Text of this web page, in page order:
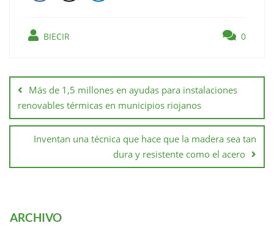
BIECIR 0
Más de 1,5 millones en ayudas para instalaciones
renovables térmicas en municipios riojanos
Inventan una técnica que hace que la madera sea tan
dura y resistente como el acero
ARCHIVO